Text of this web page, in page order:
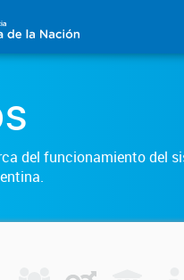
del funcionamiento del